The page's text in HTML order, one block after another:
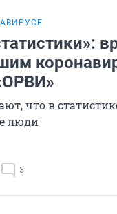
что в
люди
3